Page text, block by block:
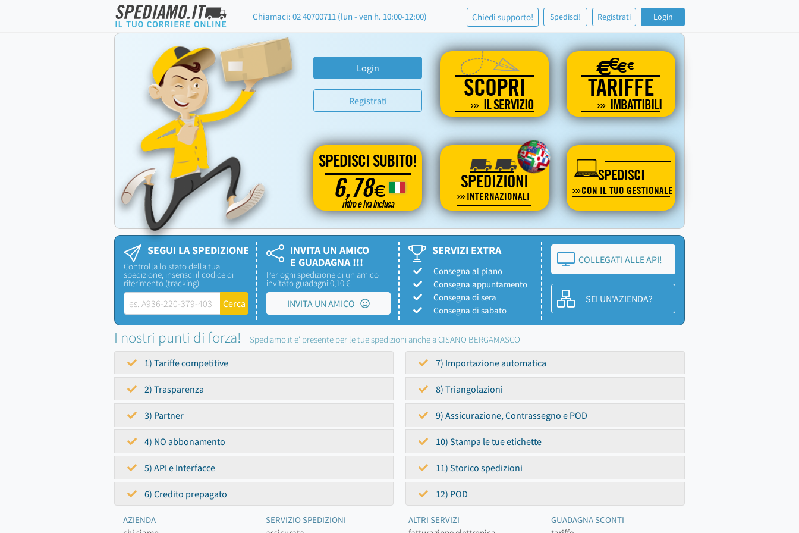
Chiamaci: 02 40700711 (lun - ven h. 10:00-12:00) Chiedi supporto! Spedisci! Registrati Login
Login
Registrati SCOPRI
IL SERVIZIO
€€€€
TARIFFE
IMBATTIBILI
SPEDISCI SUBITO!
6,78€
ritiro e iva inclusa
SPEDIZIONI
INTERNAZIONALI
SPEDISCI
CON IL TUO GESTIONALE
SEGUI LA SPEDIZIONE
Controlla lo stato della tua
spedizione, inserisci il codice di
riferimento (tracking)
INVITA UN AMICO
E GUADAGNA !!!
Per ogni spedizione di un amico
invitato guadagni 0,10 €
INVITA UN AMICO
SERVIZI EXTRA
Consegna al piano
Consegna appuntamento
Consegna di sera
Consegna di sabato
COLLEGATI ALLE API!
SEI UN'AZIENDA?
I nostri punti di forza! Spediamo.it e' presente per le tue spedizioni anche a CISANO BERGAMASCO
1) Tariffe competitive
2) Trasparenza
3) Partner
4) NO abbonamento
5) API e Interfacce
6) Credito prepagato
7) Importazione automatica
8) Triangolazioni
9) Assicurazione, Contrassegno e POD
10) Stampa le tue etichette
11) Storico spedizioni
12) POD
AZIENDA
SERVIZIO SPEDIZIONI
ALTRI SERVIZI
GUADAGNA SCONTI